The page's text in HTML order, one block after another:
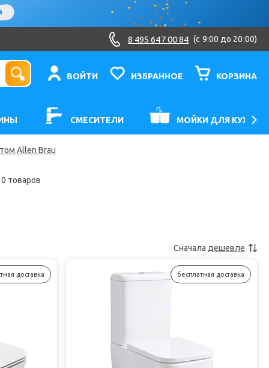
8 495 647 00 84 (c 9:00 до 20:00)
ВОЙТИ ИЗБРАННОЕ КОРЗИНА
СМЕСИТЕЛИ МОЙКИ ДЛЯ КУХНИ
Allen Brau
товаров
Сначала дешевле
доставка бесплатная доставка